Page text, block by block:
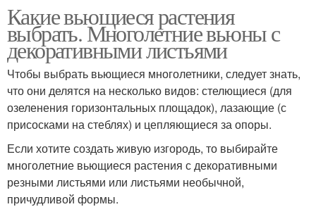
Какие вьющиеся растения
выбрать. Многолетние вьюны с
декоративными листьями
Чтобы выбрать вьющиеся многолетники, следует знать,
что они делятся на несколько видов: стелющиеся (для
озеленения горизонтальных площадок), лазающие (с
присосками на стеблях) и цепляющиеся за опоры.
Если хотите создать живую изгородь, то выбирайте
многолетние вьющиеся растения с декоративными
резными листьями или листьями необычной,
причудливой формы.